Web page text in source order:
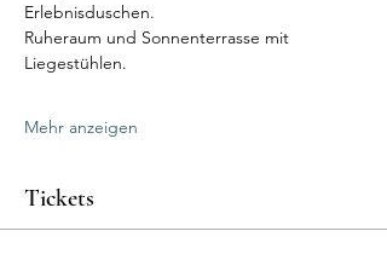
Erlebnisduschen.
Ruheraum und Sonnenterrasse mit
Liegestühlen.
Mehr anzeigen
Tickets